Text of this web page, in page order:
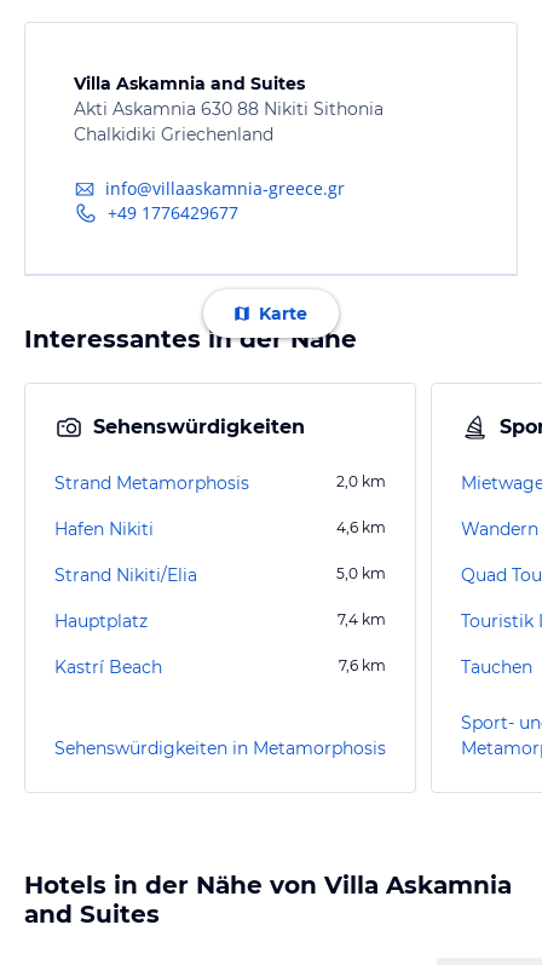
Villa Askamnia and Suites
Akti Askamnia 630 88 Nikiti Sithonia
Chalkidiki Griechenland
info@villaaskamnia-greece.gr
+49 1776429677
Karte
Interessantes in der Nähe
Sehenswürdigkeiten
Strand Metamorphosis 2,0 km
Hafen Nikiti 4,6 km
Strand Nikiti/Elia 5,0 km
Hauptplatz 7,4 km
Kastrí Beach 7,6 km
Sehenswürdigkeiten in Metamorphosis
Tauchen
Sport-
Hotels in der Nähe von Villa Askamnia
and Suites